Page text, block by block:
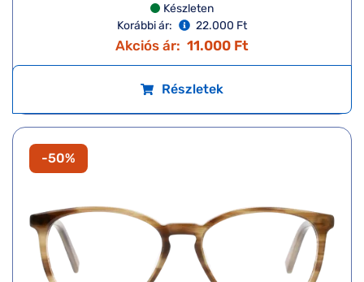
Készleten
Korábbi ár:
22.000 Ft
Akciós ár: 11.000 Ft
Részletek
-50%